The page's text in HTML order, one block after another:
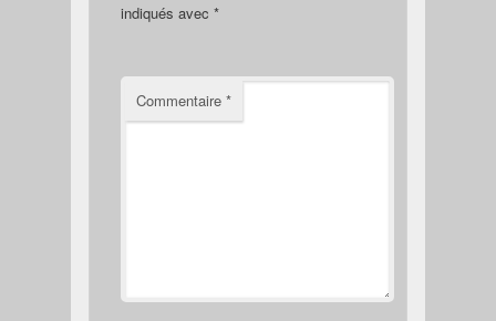
indiqués avec *
Commentaire *